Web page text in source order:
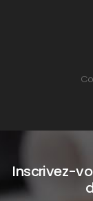
Inscrivez-